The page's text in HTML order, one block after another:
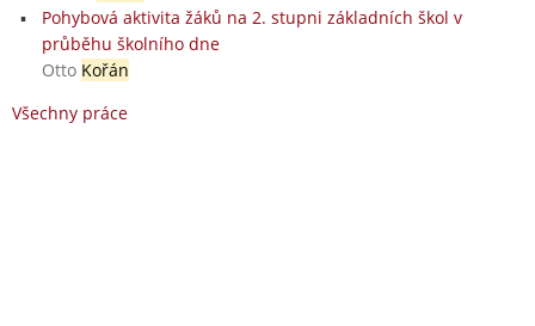
Pohybová aktivita žáků na 2. stupni základních škol v
průběhu školního dne
Otto Kořán
Všechny práce